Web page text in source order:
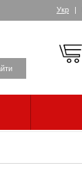
Укр |